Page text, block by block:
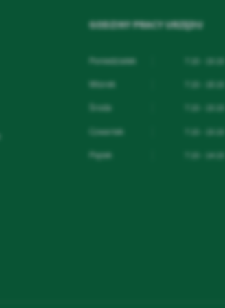
GODZINY PRACY URZĘDU
Poniedziałek
Wtorek 7:15 - 16:15
Środa
Czwartek 7:15 - 15:15
Piątek 7:15 - 14:15